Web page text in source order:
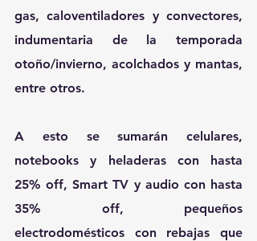
gas, caloventiladores y convectores,
indumentaria de la temporada
otoño/invierno, acolchados y mantas,
entre otros.
A esto se sumarán celulares,
notebooks y heladeras con hasta
25% off, Smart TV y audio con hasta
35% off, pequeños
electrodomésticos con rebajas que